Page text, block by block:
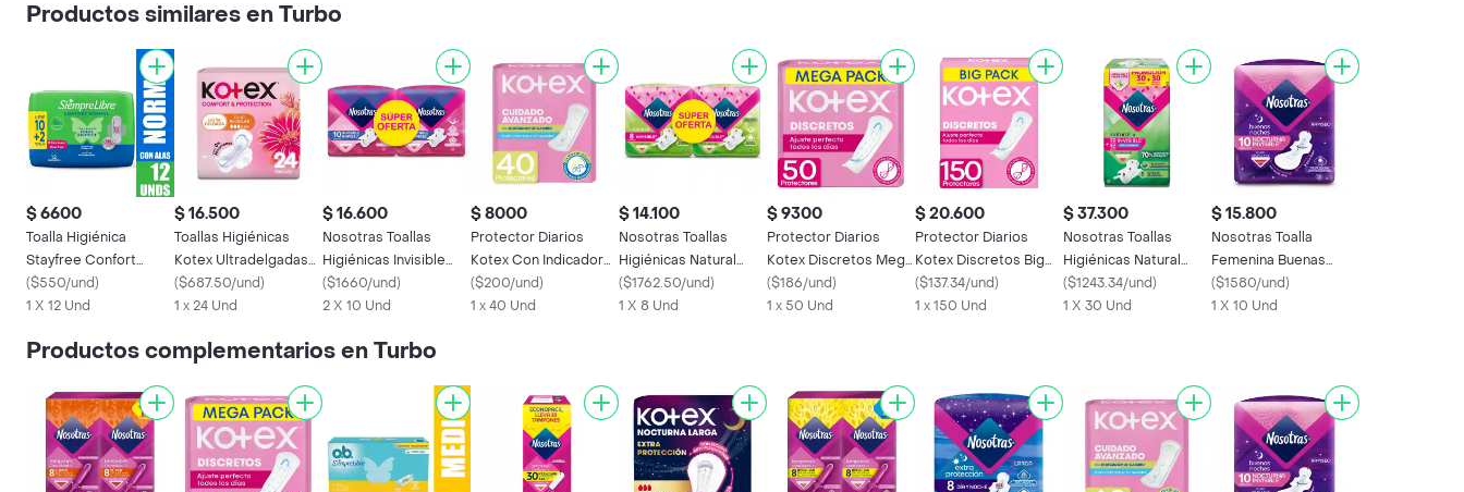
Productos similares en Turbo
$ 6600
Toalla Higiénica
Stayfree Confort
Normal 12 unidades
($550/und)
1 X 12 Und
$ 16.500
Toallas Higiénicas
Kotex Ultradelgadas
24 Und
($687.50/und)
1 x 24 Und
$ 16.600
Nosotras Toallas
Higiénicas Invisible
Rapigel
($1660/und)
2 X 10 Und
$ 8000
Protector Diarios
Kotex Con Indicador
de ph 40 Und
($200/und)
1 x 40 Und
$ 14.100
Nosotras Toallas
Higiénicas Natural
Invisible Tela
($1762.50/und)
1 X 8 Und
$ 9300
Protector Diarios
Kotex Discretos Mega
Pack 50 Und
($186/und)
1 x 50 Und
$ 20.600
Protector Diarios
Kotex Discretos Big
Pack 150 Und
($137.34/und)
1 x 150 Und
$ 37.300
Nosotras Toallas
Higiénicas Natural
Invisible + Pañito
Íntimos
($1243.34/und)
1 X 30 Und
$ 15.800
Nosotras Toalla
Femenina Buenas
Noches Rapisec
($1580/und)
1 X 10 Und
Productos complementarios en Turbo